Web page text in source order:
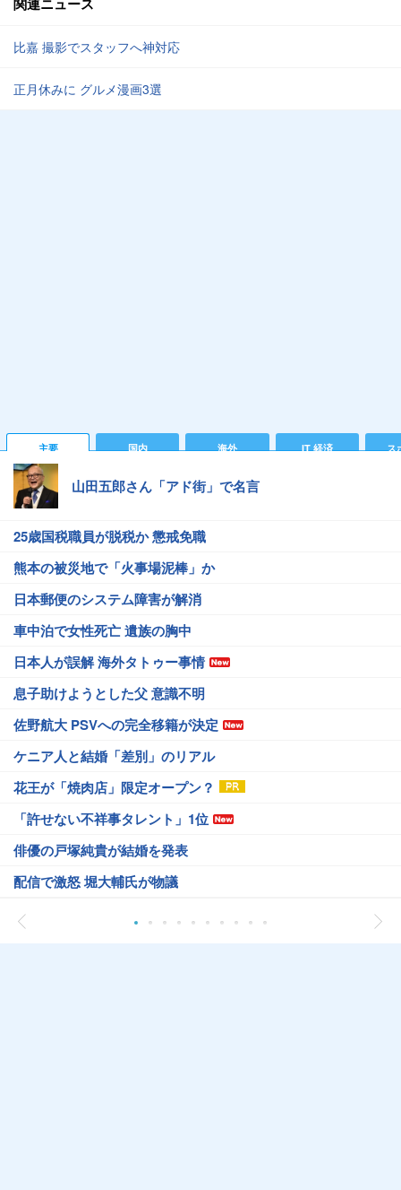
比嘉 撮影でスタッフへ神対応
正月休みに グルメ漫画3選
主要 国内 海外 IT 経済 ス
山田五郎さん「アド街」で名言
25歳国税職員が脱税か 懲戒免職
熊本の被災地で「火事場泥棒」か
日本郵便のシステム障害が解消
車中泊で女性死亡 遺族の胸中
日本人が誤解 海外タトゥー事情
息子助けようとした父 意識不明
佐野航大 PSVへの完全移籍が決定
ケニア人と結婚「差別」のリアル
花王が「焼肉店」限定オープン？
「許せない不祥事タレント」1位
俳優の戸塚純貴が結婚を発表
配信で激怒 堀大輔氏が物議